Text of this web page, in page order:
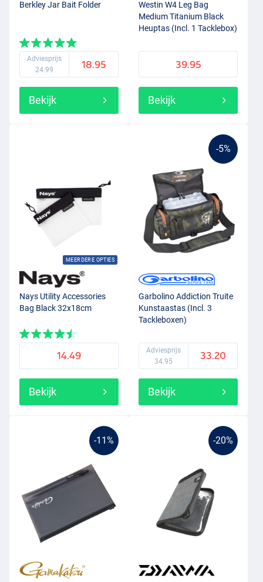
Berkley Jar Bait Folder
Adviesprijs
24.99
18.95
Bekijk
Westin W4 Leg Bag
Medium Titanium Black
Heuptas (Incl. 1 Tacklebox)
39.95
Bekijk
MEERDERE OPTIES
Nays Utility Accessories
Bag Black 32x18cm
14.49
Bekijk
-5%
Garbolino Addiction Truite
Kunstaastas (Incl. 3
Tackleboxen)
Adviesprijs
34.95
33.20
Bekijk
-11% -20%